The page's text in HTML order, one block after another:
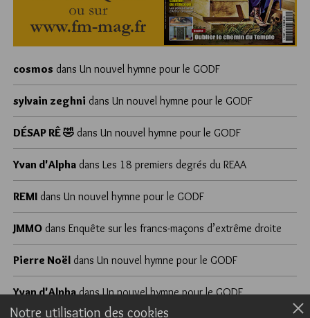
cosmos dans Un nouvel hymne pour le GODF
sylvain zeghni dans Un nouvel hymne pour le GODF
DÉSAP RÊ 🤣 dans Un nouvel hymne pour le GODF
Yvan d'Alpha dans Les 18 premiers degrés du REAA
REMI dans Un nouvel hymne pour le GODF
JMMO dans Enquête sur les francs-maçons d’extrême droite
Pierre Noël dans Un nouvel hymne pour le GODF
Yvan d'AlphadansUn nouvel hymne pour le GODF
Notre utilisation des cookies